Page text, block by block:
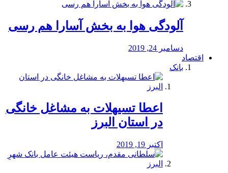
آلودگی هوا به بخش آسارا هم رسی
دسامبر 24, 2019
اقتصاد
بانک
️اعطا تسیهلات به مشاغل خانگی
در استان البرز
اکتبر 19, 2019